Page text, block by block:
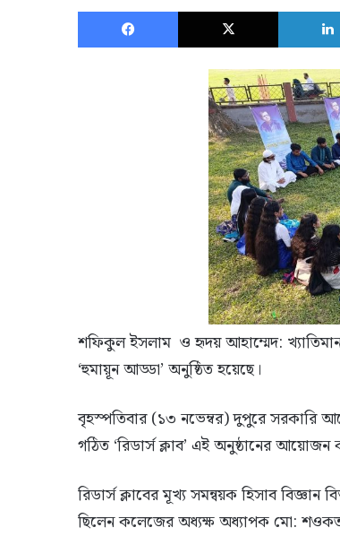
Facebook X
শফিকুল ইসলাম ও হৃদয় আহাম্মেদ:
‘হুমায়ূন আড্ডা’ অনুষ্ঠিত হয়েছে।
বৃহস্পতিবার (১৩ নভেম্বর) দুপুরে সরকারি
গঠিত ‘রিডার্স ক্লাব’ এই অনুষ্ঠানের আয়োজন
রিডার্স ক্লাবের মূখ্য সমন্বয়ক হিসাব
ছিলেন কলেজের অধ্যক্ষ অধ্যাপক মো: